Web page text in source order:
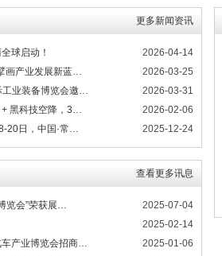
更多新闻资讯
2026-04-14
球启动！
2026-03-25
画产业发展新蓝…
2026-03-31
工业装备博览会邀…
2026-02-06
+ 黑科技空降，3…
2025-12-24
20日，中国·常…
查看更多讯息
2025-07-04
览会”荣获展…
2025-02-14
2025-01-06
车产业博览会招商…